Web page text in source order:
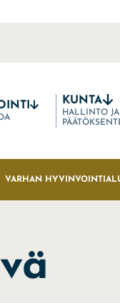
KUNTA
HALLINTO JA
VARHAN